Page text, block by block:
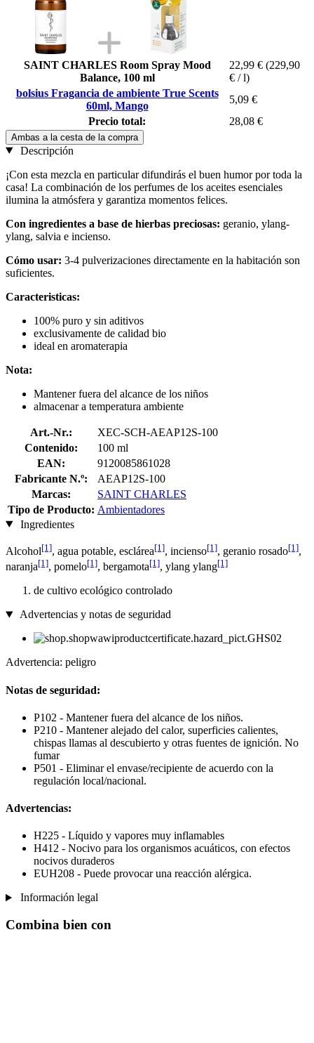
SAINT CHARLES Room Spray Mood
Balance, 100 ml
22,99 € (229,90
€ / l)
bolsius Fragancia de ambiente True Scents
60ml, Mango
5,09 €
Precio total:
28,08 €
Ambas a la cesta de la compra
Descripción
¡Con esta mezcla en particular difundirás el buen humor por toda la
casa! La combinación de los perfumes de los aceites esenciales
ilumina la atmósfera y garantiza momentos felices.
Con ingredientes a base de hierbas preciosas: geranio, ylang-
ylang, salvia e incienso.
Cómo usar: 3-4 pulverizaciones directamente en la habitación son
suficientes.
Caracteristicas:
100% puro y sin aditivos
exclusivamente de calidad bio
ideal en aromaterapia
Nota:
Mantener fuera del alcance de los niños
almacenar a temperatura ambiente
Art.-Nr.:
XEC-SCH-AEAP12S-100
Contenido:
100 ml
EAN:
9120085861028
Fabricante N.º:
AEAP12S-100
Marcas:
SAINT CHARLES
Tipo de Producto: Ambientadores
Ingredientes
Alcohol[1], agua potable, esclárea[1], incienso[1], geranio rosado[1],
naranja[1], pomelo[1], bergamota[1], ylang ylang[1]
de cultivo ecológico controlado
Advertencias y notas de seguridad
Advertencia: peligro
Notas de seguridad:
P102 - Mantener fuera del alcance de los niños.
P210 - Mantener alejado del calor, superficies calientes,
chispas llamas al descubierto y otras fuentes de ignición. No
fumar
P501 - Eliminar el envase/recipiente de acuerdo con la
regulación local/nacional.
Advertencias:
H225 - Líquido y vapores muy inflamables
H412 - Nocivo para los organismos acuáticos, con efectos
nocivos duraderos
EUH208 - Puede provocar una reacción alérgica.
Información legal
Combina bien con